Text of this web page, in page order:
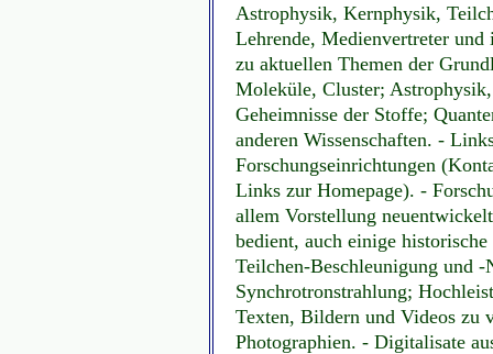
Astrophysik, Kernphysik,
Lehrende, Medienvertreter
zu aktuellen Themen der
Moleküle, Cluster;
Geheimnisse der Stoffe;
anderen Wissenschaften. -
Forschungseinrichtungen
Links zur Homepage). -
allem Vorstellung
bedient, auch einige
Teilchen-Beschleunigung und
Synchrotronstrahlung;
Texten, Bildern und Videos zu
Photographien. - Digitalisate